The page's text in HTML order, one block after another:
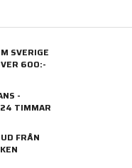
SVERIGE
600:-
-
24 TIMMAR
FRÅN